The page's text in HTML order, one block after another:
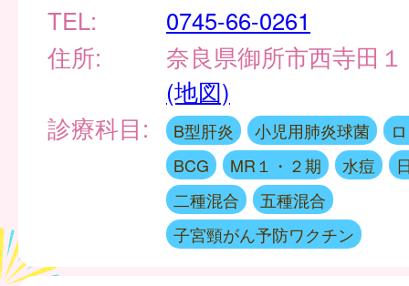
TEL:
0745-66-0261
住所:
奈良県御所市西寺田
(地図)
診療科目:
B型肝炎 小児用肺炎球菌
BCG
MR１・２期 水痘
二種混合
五種混合
子宮頸がん予防ワクチン